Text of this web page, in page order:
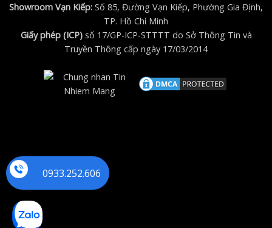
0933.252.606
Showroom Vạn Kiếp: Số 85, Đường Vạn Kiếp, Phường Gia Định,
TP. Hồ Chí Minh
Giấy phép (ICP)số 17/GP-ICP-STTTT do Sở Thông Tin và
Truyền Thông cấp ngày 17/03/2014